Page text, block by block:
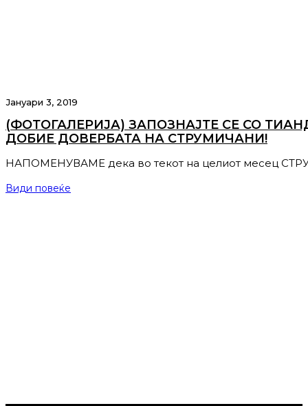
Јануари 3, 2019
(ФОТОГАЛЕРИЈА) ЗАПОЗНАЈТЕ СЕ СО
ДОБИЕ ДОВЕРБАТА НА СТРУМИЧАНИ!
НАПОМЕНУВАМЕ дека во текот на целиот месец
Види повеќе